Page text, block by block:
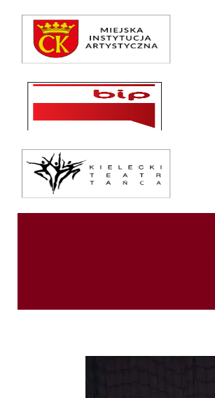
Repertuar
Teatr / Zespół
Szkoła
Przestrzenie Sztuki
Warsztaty
Festiwal